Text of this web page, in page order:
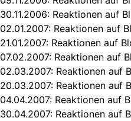
30.11.2006: Reaktionen auf
02.01.2007: Reaktionen auf
21.01.2007: Reaktionen auf
07.02.2007: Reaktionen auf
02.03.2007: Reaktionen auf
20.03.2007: Reaktionen auf
04.04.2007: Reaktionen auf
30.04.2007: Reaktionen auf